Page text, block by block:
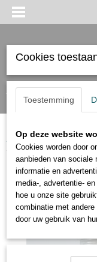
Inloggen Registreren
Home>verf>diverse
Cookies
Toestemming
Op deze website
Cookies worden door
aanbieden van sociale
informatie en
media-, advertentie-
hoe u onze site
combinatie met
door uw gebruik van